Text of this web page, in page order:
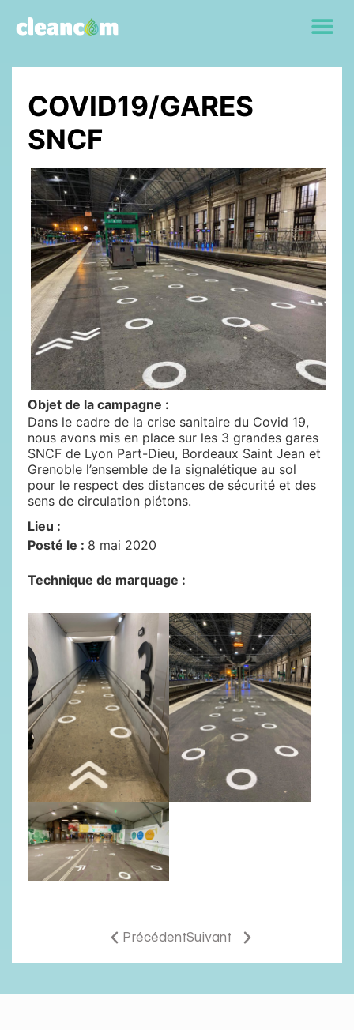
COVID19/GARES
SNCF
Objet de la campagne :
Dans le cadre de la crise sanitaire du Covid 19,
nous avons mis en place sur les 3 grandes gares
SNCF de Lyon Part-Dieu, Bordeaux Saint Jean et
Grenoble l’ensemble de la signalétique au sol
pour le respect des distances de sécurité et des
sens de circulation piétons.
Lieu :
Posté le : 8 mai 2020
Technique de marquage :
PrécédentSuivant